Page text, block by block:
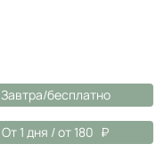
Завтра/бесплатно
От 1 дня / от 180